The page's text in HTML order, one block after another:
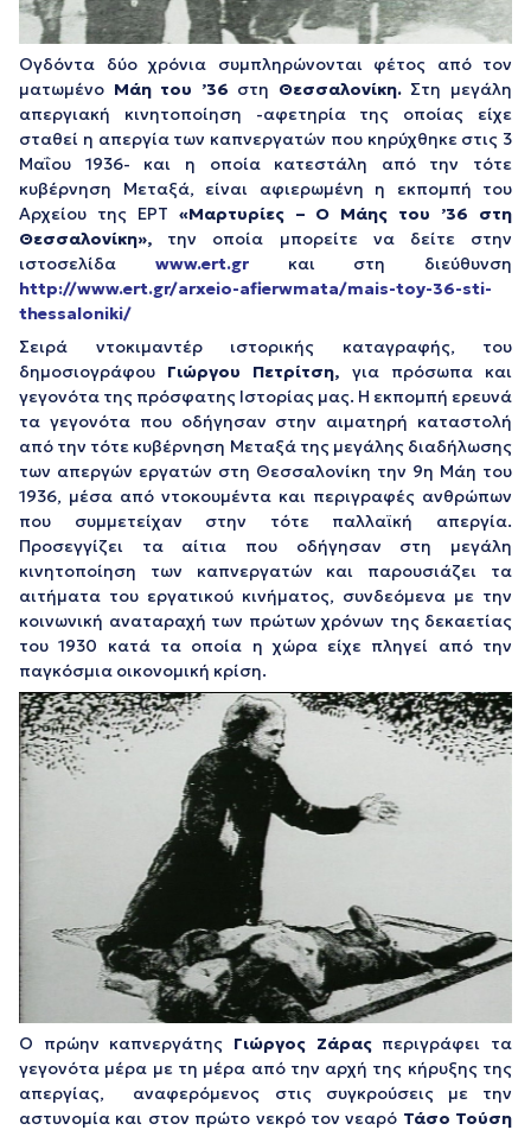
Ογδόντα δύο χρόνια συμπληρώνονται φέτος από τον
ματωμένο Μάη του ’36 στη Θεσσαλονίκη.Στη μεγάλη
απεργιακή κινητοποίηση -αφετηρία της οποίας είχε
σταθεί η απεργία των καπνεργατών που κηρύχθηκε στις 3
Μαΐου 1936- και η οποία κατεστάλη από την τότε
κυβέρνηση Μεταξά, είναι αφιερωμένη η εκπομπή του
Αρχείου της ΕΡΤ «Μαρτυρίες – Ο Μάης του ’36 στη
Θεσσαλονίκη», την οποία μπορείτε να δείτε στην
ιστοσελίδα www.ert.grκαι στη διεύθυνση
http://www.ert.gr/arxeio-afierwmata/mais-toy-36-sti-
thessaloniki/
Σειρά ντοκιμαντέρ ιστορικής καταγραφής, του
δημοσιογράφου Γιώργου Πετρίτση, για πρόσωπα και
γεγονότα της πρόσφατης Ιστορίας μας. Η εκπομπή ερευνά
τα γεγονότα που οδήγησαν στην αιματηρή καταστολή
από την τότε κυβέρνηση Μεταξά της μεγάλης διαδήλωσης
των απεργών εργατών στη Θεσσαλονίκη την 9η Μάη του
1936, μέσα από ντοκουμέντα και περιγραφές ανθρώπων
που συμμετείχαν στην τότε παλλαϊκή απεργία.
Προσεγγίζει τα αίτια που οδήγησαν στη μεγάλη
κινητοποίηση των καπνεργατών και παρουσιάζει τα
αιτήματα του εργατικού κινήματος, συνδεόμενα με την
κοινωνική αναταραχή των πρώτων χρόνων της δεκαετίας
του 1930 κατά τα οποία η χώρα είχε πληγεί από την
παγκόσμια οικονομική κρίση.
Ο πρώην καπνεργάτης Γιώργος Ζάραςπεριγράφει τα
γεγονότα μέρα με τη μέρα από την αρχή της κήρυξης της
απεργίας, αναφερόμενος στις συγκρούσεις με την
αστυνομία και στον πρώτο νεκρό τον νεαρό Τάσο Τούση